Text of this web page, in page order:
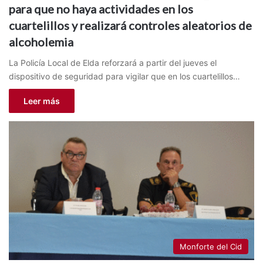
para que no haya actividades en los
cuartelillos y realizará controles aleatorios de
alcoholemia
La Policía Local de Elda reforzará a partir del jueves el
dispositivo de seguridad para vigilar que en los cuartelillos…
Leer más
Monforte del Cid